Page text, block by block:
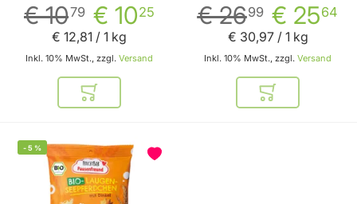
€ 1025
€ 1079
Inkl. 10% MwSt., zzgl. Versand
€ 12,81 / 1 kg
In den Warenkorb
€ 2564
€ 2699
Inkl. 10% MwSt., zzgl. Versand
€ 30,97/ 1 kg
In den
-5 %